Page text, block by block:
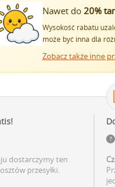
Nawet do 20%
Wysokość rabatu
może być inna dla
Zobacz także inne
dostarczymy ten
przesyłki.